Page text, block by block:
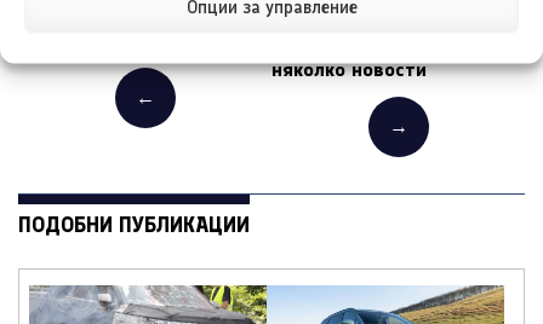
Опции за управление
на Bentley с интериор от
←
участва на автосалона в
няколко новости
→
ПОДОБНИ ПУБЛИКАЦИИ